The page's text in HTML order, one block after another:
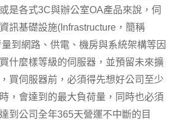
是各式3C與辦公室OA產品來說，伺
訊基礎設施(Infrastructure，簡稱
量到網路、供電、機房與系統架構等因
什麼樣等級的伺服器，並預留未來擴
買伺服器前，必須得先想好公司至少
，會達到的最大負荷量，同時也必須
到公司全年365天營運不中斷的目